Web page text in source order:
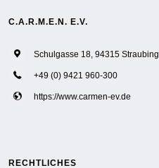
C.A.R.M.E.N. E.V.
Schulgasse 18, 94315 Straubing
+49 (0) 9421 960-300
https://www.carmen-ev.de
RECHTLICHES